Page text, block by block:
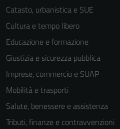
Catasto, urbanistica e SUE
Cultura e tempo libero
Educazione e formazione
Giustizia e sicurezza pubblica
Imprese, commercio e SUAP
Mobilità e trasporti
Salute, benessere e assistenza
Tributi, finanze e contravvenzioni